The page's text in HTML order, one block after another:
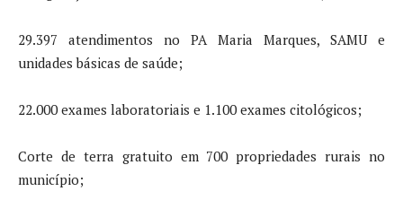
29.397 atendimentos no PA Maria Marques, SAMU e
unidades básicas de saúde;
22.000 exames laboratoriais e 1.100 exames citológicos;
Corte de terra gratuito em 700 propriedades rurais no
município;